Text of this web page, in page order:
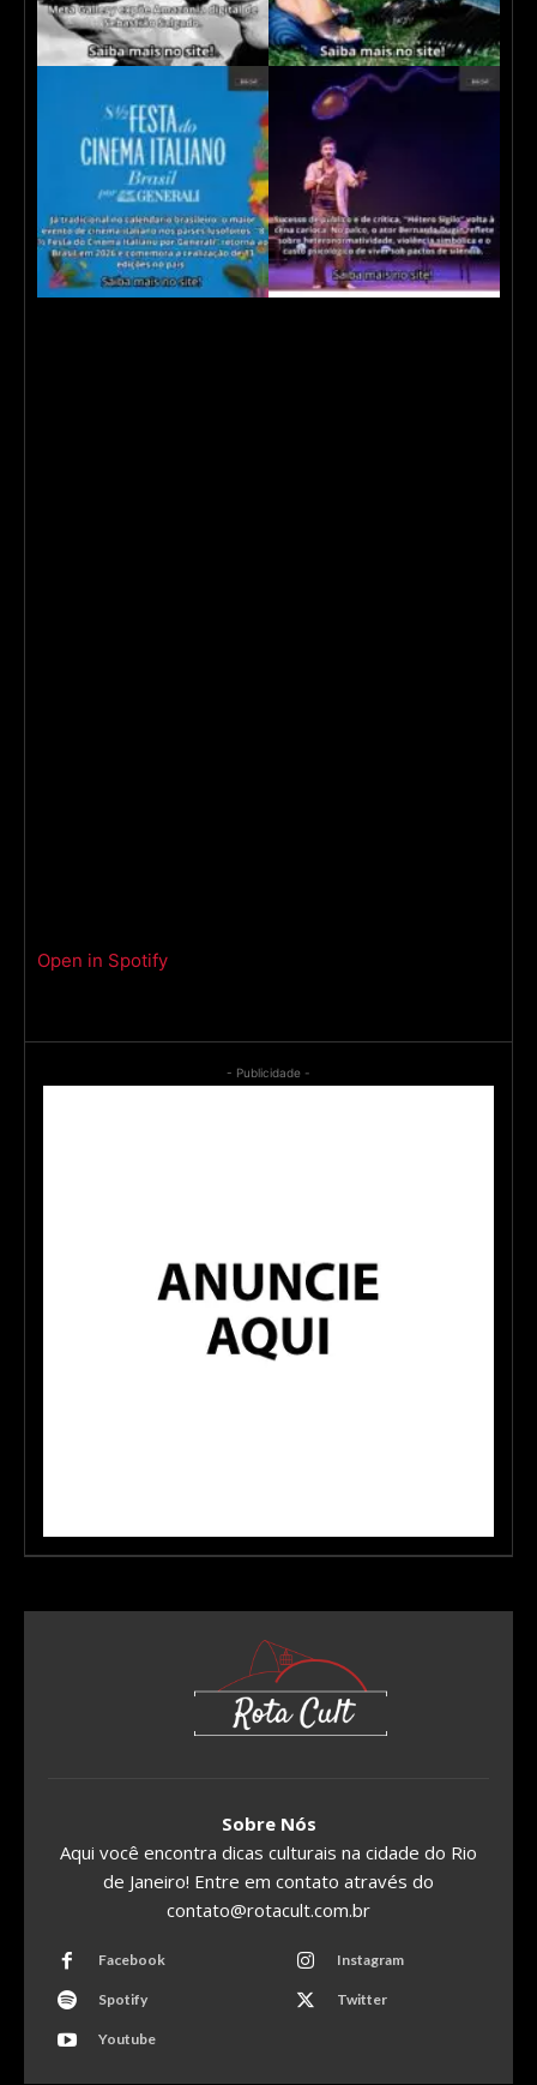
Open in Spotify
- Publicidade -
Sobre Nós
Aqui você encontra dicas culturais na cidade do Rio
de Janeiro! Entre em contato através do
contato@rotacult.com.br
Facebook Instagram
Spotify Twitter
Youtube